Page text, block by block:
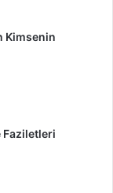
Kimsenin
Faziletleri